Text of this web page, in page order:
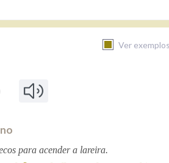
Ver exemplos
para acender a lareira.